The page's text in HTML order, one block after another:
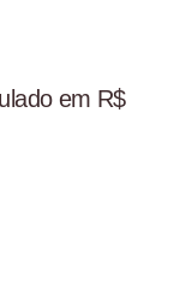
em R$